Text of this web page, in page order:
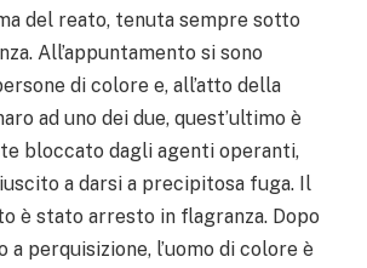
del reato, tenuta sempre sotto
All’appuntamento si sono
di colore e, all’atto della
ad uno dei due, quest’ultimo è
bloccato dagli agenti operanti,
a darsi a precipitosa fuga. Il
è stato arresto in flagranza. Dopo
perquisizione, l’uomo di colore è